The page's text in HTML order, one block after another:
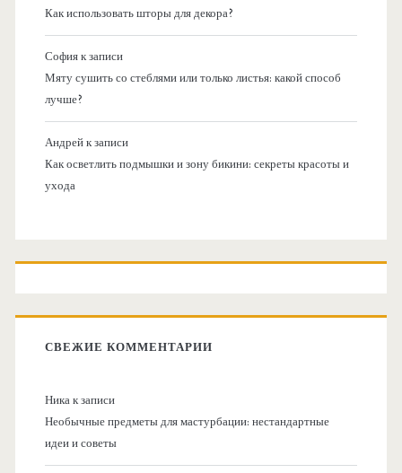
Как использовать шторы для декора?
Софияк записи
Мяту сушить со стеблями или только листья: какой способ
лучше?
Андрейк записи
Как осветлить подмышки и зону бикини: секреты красоты и
ухода
СВЕЖИЕ КОММЕНТАРИИ
Никак записи
Необычные предметы для мастурбации: нестандартные
идеи и советы